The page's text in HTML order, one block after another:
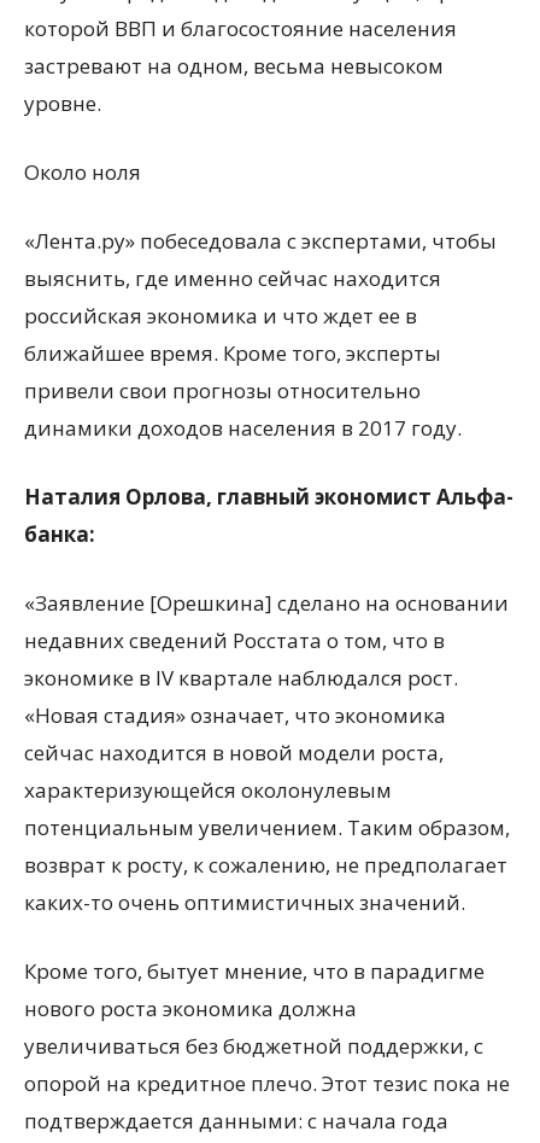
которой ВВП и благосостояние населения
застревают на одном, весьма невысоком
уровне.
Около ноля
«Лента.ру» побеседовала с экспертами, чтобы
выяснить, где именно сейчас находится
российская экономика и что ждет ее в
ближайшее время. Кроме того, эксперты
привели свои прогнозы относительно
динамики доходов населения в 2017 году.
Наталия Орлова, главный экономист Альфа-
банка:
«Заявление [Орешкина] сделано на основании
недавних сведений Росстата о том, что в
экономике в IV квартале наблюдался рост.
«Новая стадия» означает, что экономика
сейчас находится в новой модели роста,
характеризующейся околонулевым
потенциальным увеличением. Таким образом,
возврат к росту, к сожалению, не предполагает
каких-то очень оптимистичных значений.
Кроме того, бытует мнение, что в парадигме
нового роста экономика должна
увеличиваться без бюджетной поддержки, с
опорой на кредитное плечо. Этот тезис пока не
подтверждается данными: с начала года